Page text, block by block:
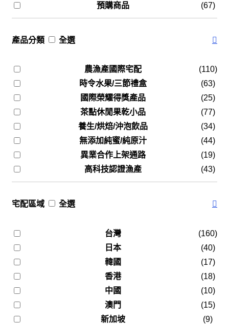
預購商品
(67)
產品分類 全選
農漁產國際宅配
(110)
時令水果/三節禮盒
(63)
國際榮耀得獎產品
(25)
茶點休閒果乾小品
(77)
養生/烘焙/沖泡飲品
(34)
無添加純蜜/純原汁
(44)
異業合作上架通路
(19)
高科技認證漁產
(43)
宅配區域 全選
台灣
(160)
日本
(40)
韓國
(17)
香港
(18)
中國
(10)
澳門
(15)
新加坡
(9)